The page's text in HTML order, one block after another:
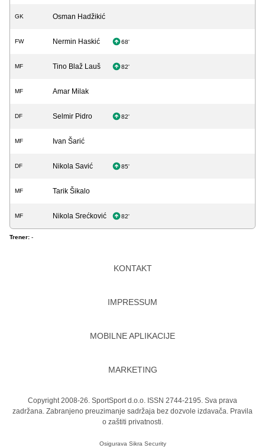
GK Osman Hadžikić
FW Nermin Haskić 68'
MF Tino Blaž Lauš 82'
MF Amar Milak
DF Selmir Pidro 82'
MF Ivan Šarić
DF Nikola Savić 85'
MF Tarik Šikalo
MF Nikola Srećković 82'
Trener: -
KONTAKT
IMPRESSUM
MOBILNE APLIKACIJE
MARKETING
Copyright 2008-26. SportSport d.o.o. ISSN 2744-2195. Sva prava
zadržana. Zabranjeno preuzimanje sadržaja bez dozvole izdavača. Pravila
o zaštiti privatnosti.
Osigurava Sikra Security